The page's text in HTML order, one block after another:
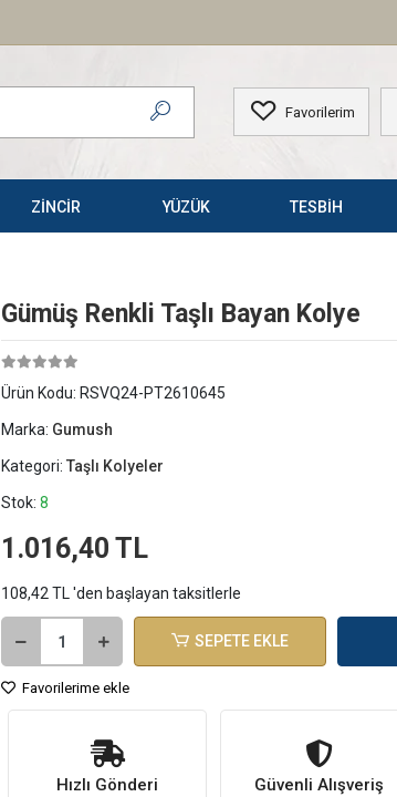
Favorilerim
ZİNCİR YÜZÜK TESBİH
Gümüş Renkli Taşlı Bayan Kolye
Ürün Kodu: RSVQ24-PT2610645
Marka: Gumush
Kategori: Taşlı Kolyeler
Stok: 8
1.016,40 TL
108,42 TL 'den başlayan taksitlerle
SEPETE EKLE
Favorilerime ekle
Hızlı Gönderi Güvenli Alışveriş